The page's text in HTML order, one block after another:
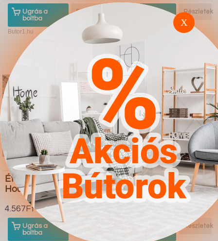
Ugrás a
boltba
Részletek
Butor1.hu
Részletek
Étkezőgarnitúra
Houston 419
4.567Ft
Ugrás a
boltba
Étkezőgarnitúra Dallas
1448 (Szürke Fekete)
Részletek
X